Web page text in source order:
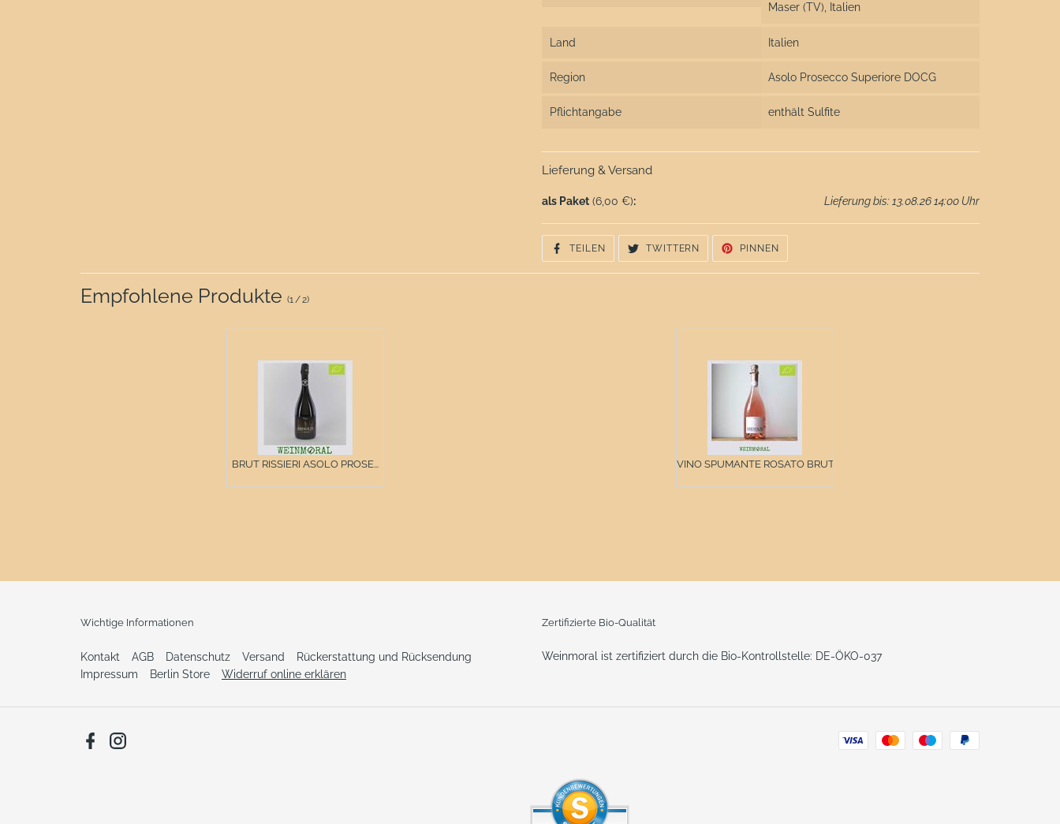
Maser (TV), Italien
Land Italien
Region Asolo Prosecco Superiore DOCG
Pflichtangabe enthält Sulfite
Lieferung & Versand
als Paket (6,00 €): Lieferung bis: 13.08.26 14:00 Uhr
TEILENAUF
FACEBOOK
TEILEN
TWITTERN
TWITTER
TWITTERN
PINNEN
PINNEN
Empfohlene Produkte (1 /2)
BRUT RISSIERI ASOLO PROSE... VINO SPUMANTE ROSATO BRUT...
Wichtige Informationen
Kontakt AGB Datenschutz Versand
Rückerstattung und Rücksendung
Impressum
Berlin Store Widerruf online erklären
Zertifizierte Bio-Qualität
Weinmoral ist zertifiziert durch die Bio-Kontrollstelle: DE-ÖKO-037
Facebook